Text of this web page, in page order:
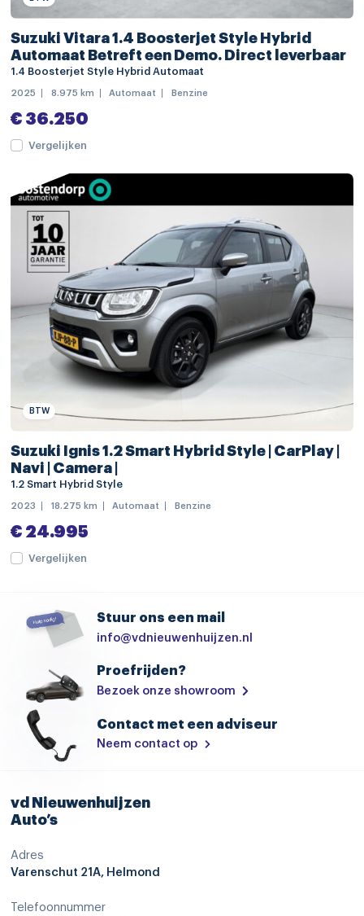
lederen stuurwiel
schakelmogelijkheid aan stuurwiel
stuur verstelbaar
achteruitrij assistent
alarm klasse 1(startblokkering)
Anti Blokkeer Systeem
Anti doorSlip Regeling
automatische snelheids begrenzing
Autonomous Emergency Braking
bandenspanningscontrolesysteem
bestuurdersairbag
Brake Assist System
cruise control adaptief
dodehoek detectie
elektronische remkrachtverdeling
Elektronisch Stabiliteits Programma
hill hold functie
knie airbag(s)
rijstrooksensor met correctie
rondomzicht camera
verkeersbord detectie
zij airbag(s) voor
1 jaar gratis Suzuki pechhulp in heel Europa
Panorama schuif dak
Suzuki Vitara 1.4 Boosterjet Style Hybrid
Automaat Betreft een Demo. Direct leverbaar
1.4 Boosterjet Style Hybrid Automaat
2025 8.975 km Automaat Benzine
€ 36.250
Vergelijken
BTW
Suzuki Ignis 1.2 Smart Hybrid Style | CarPlay |
Navi | Camera |
1.2 Smart Hybrid Style
2023 18.275 km Automaat Benzine
€ 24.995
Vergelijken
Stuur ons een mail
info@vdnieuwenhuijzen.nl
Proefrijden?
Bezoek onze showroom
Contact met een adviseur
Neem contact op
vd Nieuwenhuijzen
Auto’s
Adres
Varenschut 21A, Helmond
Telefoonnummer